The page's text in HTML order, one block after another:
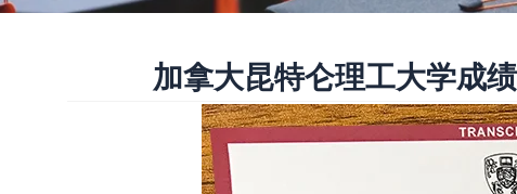
加拿大昆特仑理工大学成